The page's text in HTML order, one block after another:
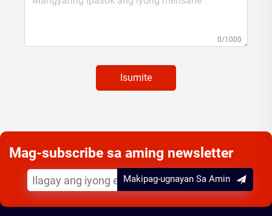
0/1000
Isumite
Mag-subscribe sa aming newsletter
Makipag-ugnayan Sa Amin